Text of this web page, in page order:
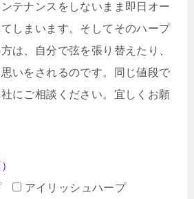
テナンスをしないまま即日オー
しまいます。そしてそのハープ
は、自分で弦を張り替えたり、
いをされるのです。同じ値段で
にご相談ください。宜しくお願
アイリッシュハープ